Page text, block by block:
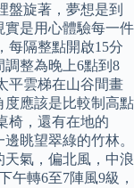
盤旋著，夢想是到
實是用心體驗每一件
每隔整點開啟15分
整為晚上6點到8
平雲梯在山谷間畫
度應該是比較制高點
椅，還有在地的
眺望翠綠的竹林。
氣，偏北風，中浪
午轉6至7陣風9級，